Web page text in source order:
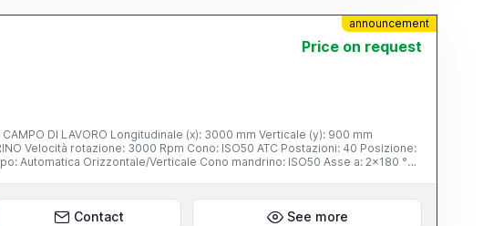
announcement
Price on request
Contact See more